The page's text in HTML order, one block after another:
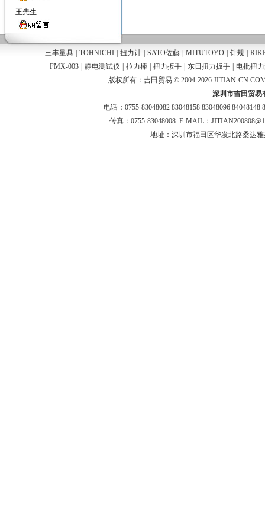
王先生
三丰量具 TOHNICHI 扭力计 SATO佐藤 MITUTOYO 针规
FMX-003
静电测试仪 拉力棒 扭力扳手 东日扭力扳手
电批扭
版权所有：吉田贸易 © 2004-2026 JITIAN-
深圳市吉田贸易
电话：0755-83048082 83048158 83048096 84048148
传真：0755-83048008 E-MAIL：
地址：深圳市福田区华发北路桑达雅